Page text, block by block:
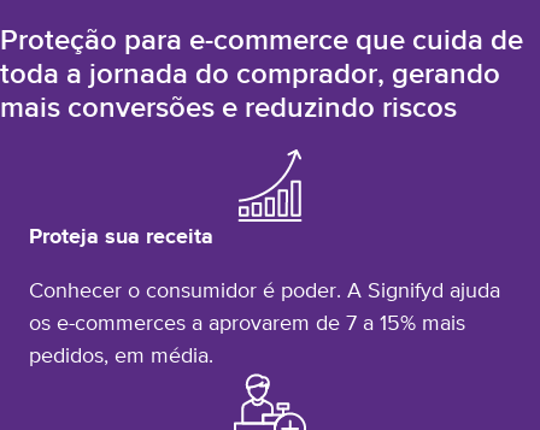
Proteção para e-commerce que cuida de
toda a jornada do comprador, gerando
mais conversões e reduzindo riscos
Proteja sua receita
Conhecer o consumidor é poder. A Signifyd ajuda
os e-commerces a aprovarem de 7 a 15% mais
pedidos, em média.